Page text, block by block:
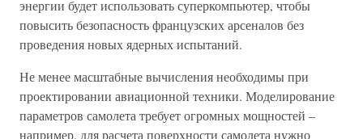
энергии будет использовать суперкомпьютер, чтобы
повысить безопасность французских арсеналов без
проведения новых ядерных испытаний.
Не менее масштабные вычисления необходимы при
проектировании авиационной техники. Моделирование
параметров самолета требует огромных мощностей –
например, для расчета поверхности самолета нужно